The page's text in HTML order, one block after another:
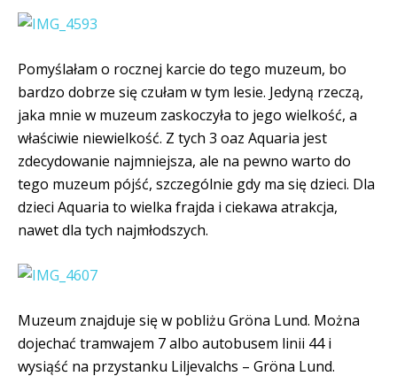
Pomyślałam o rocznej karcie do tego muzeum, bo
bardzo dobrze się czułam w tym lesie. Jedyną rzeczą,
jaka mnie w muzeum zaskoczyła to jego wielkość, a
właściwie niewielkość. Z tych 3 oaz Aquaria jest
zdecydowanie najmniejsza, ale na pewno warto do
tego muzeum pójść, szczególnie gdy ma się dzieci. Dla
dzieci Aquaria to wielka frajda i ciekawa atrakcja,
nawet dla tych najmłodszych.
Muzeum znajduje się w pobliżu Gröna Lund. Można
dojechać tramwajem 7 albo autobusem linii 44 i
wysiąść na przystanku Liljevalchs – Gröna Lund.